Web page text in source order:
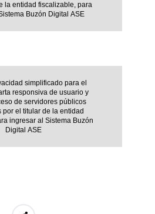
la entidad fiscalizable, para
Buzón Digital ASE
simplificado para el
responsiva de usuario y
de servidores públicos
por el titular de la entidad
ingresar al Sistema Buzón
Digital ASE